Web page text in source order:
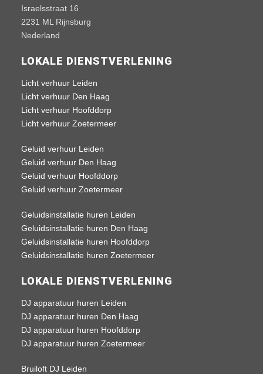
Israelsstraat 16
2231 ML Rijnsburg
Nederland
LOKALE DIENSTVERLENING
Licht verhuur Leiden
Licht verhuur Den Haag
Licht verhuur Hoofddorp
Licht verhuur Zoetermeer
Geluid verhuur Leiden
Geluid verhuur Den Haag
Geluid verhuur Hoofddorp
Geluid verhuur Zoetermeer
Geluidsinstallatie huren Leiden
Geluidsinstallatie huren Den Haag
Geluidsinstallatie huren Hoofddorp
Geluidsinstallatie huren Zoetermeer
LOKALE DIENSTVERLENING
DJ apparatuur huren Leiden
DJ apparatuur huren Den Haag
DJ apparatuur huren Hoofddorp
DJ apparatuur huren Zoetermeer
Bruiloft DJ Leiden